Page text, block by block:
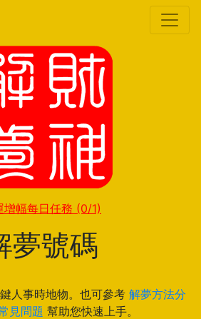
增幅每日任務 (0/1)
夢號碼
人事時地物。也可參考 解夢方法分
見問題 幫助您快速上手。